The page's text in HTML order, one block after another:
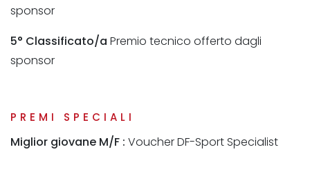
sponsor
5° Classificato/a Premio tecnico offerto dagli
sponsor
PREMI SPECIALI
Miglior giovane M/F : Voucher DF-Sport Specialist